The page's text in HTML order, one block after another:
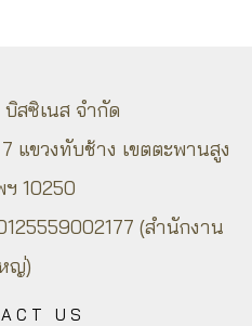
สซิเนส จำกัด
แขวงทับช้าง เขตตะพานสูง
ฯ 10250
(สำนักงาน
ญ่)
A C T U S